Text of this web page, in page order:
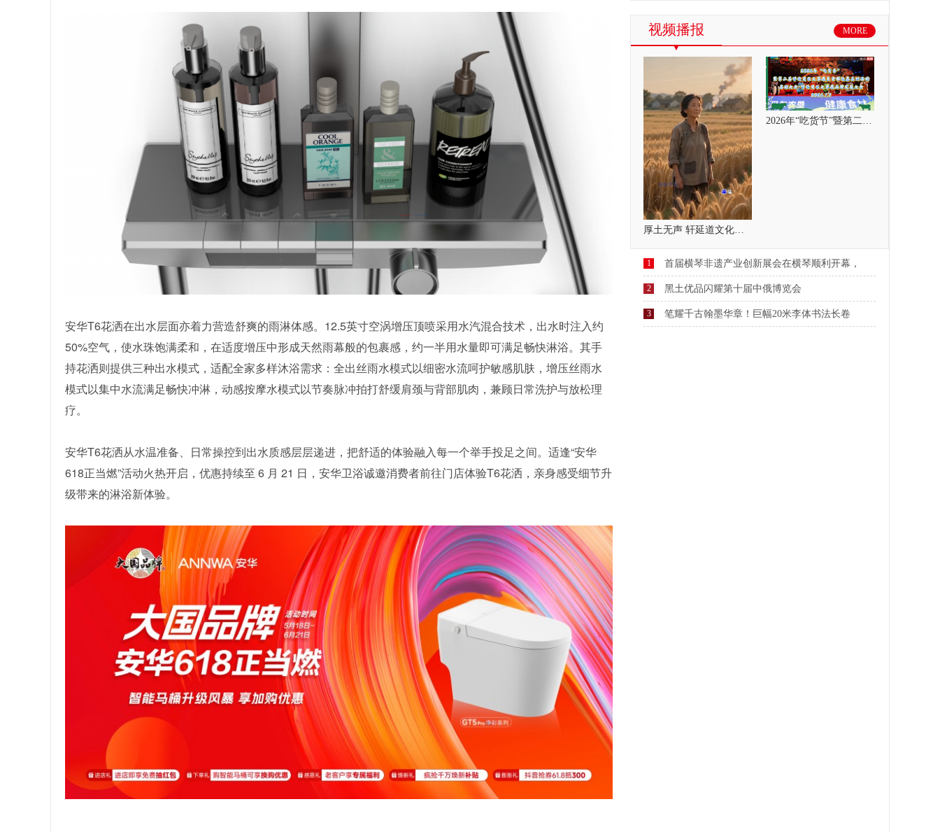
安华T6花洒在出水层面亦着力营造舒爽的雨淋体感。12.5英寸空涡增压顶喷采用水汽混合技术，出水时注入约
50%空气，使水珠饱满柔和，在适度增压中形成天然雨幕般的包裹感，约一半用水量即可满足畅快淋浴。其手
持花洒则提供三种出水模式，适配全家多样沐浴需求：全出丝雨水模式以细密水流呵护敏感肌肤，增压丝雨水
模式以集中水流满足畅快冲淋，动感按摩水模式以节奏脉冲拍打舒缓肩颈与背部肌肉，兼顾日常洗护与放松理
疗。
安华T6花洒从水温准备、日常操控到出水质感层层递进，把舒适的体验融入每一个举手投足之间。适逢“安华
618正当燃”活动火热开启，优惠持续至 6 月 21 日，安华卫浴诚邀消费者前往门店体验T6花洒，亲身感受细节升
级带来的淋浴新体验。
视频播报 MORE
厚土无声 轩延道文化，疗愈自己，温暖他人
2026年“吃货节”暨第二届呼伦贝尔大草
1 首届横琴非遗产业创新展会在横琴顺利开幕，
2 黑土优品闪耀第十届中俄博览会
3 笔耀千古翰墨华章！巨幅20米李体书法长卷